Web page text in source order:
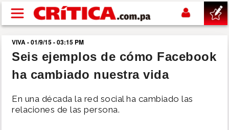
Pasar al contenido principal
buscar
SUCESOS
NACIONAL
VIVA - 01/9/15 - 03:15 PM
Seis ejemplos de cómo Facebook
ha cambiado nuestra vida
En una década la red social ha cambiado las
relaciones de las persona.